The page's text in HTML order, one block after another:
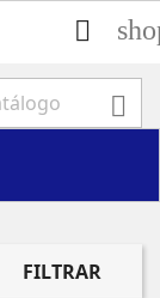


FILTRAR